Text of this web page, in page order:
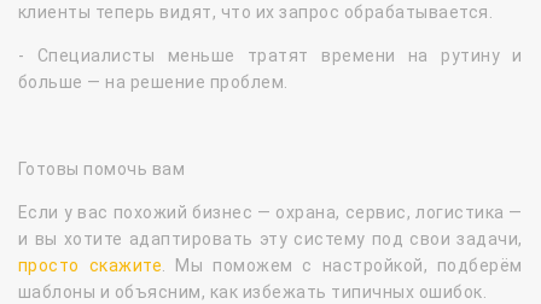
клиенты теперь видят, что их запрос обрабатывается.
- Специалисты меньше тратят времени на рутину и
больше — на решение проблем.
Готовы помочь вам
Если у вас похожий бизнес — охрана, сервис, логистика —
и вы хотите адаптировать эту систему под свои задачи,
просто скажите . Мы поможем с настройкой, подберём
шаблоны и объясним, как избежать типичных ошибок.